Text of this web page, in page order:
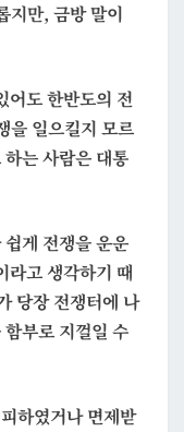
지만, 금방 말이
어도 한반도의 전
을 일으킬지 모르
는 사람은 대통
게 전쟁을 운운
라고 생각하기 때
당장 전쟁터에 나
부로 지껄일 수
하였거나 면제받